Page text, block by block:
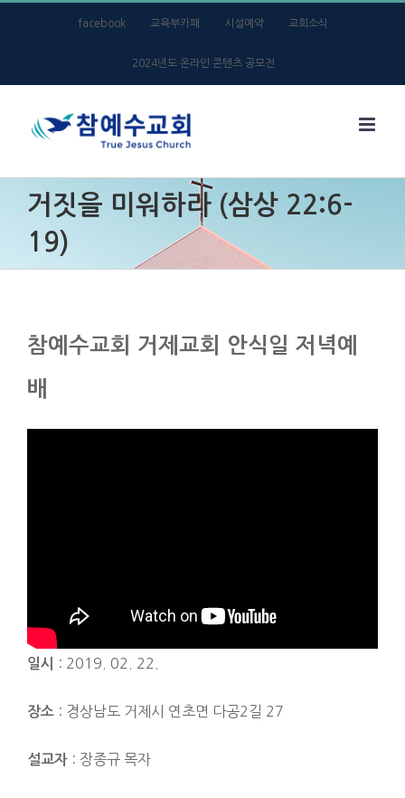
facebook 교육부카페 시설예약 교회소식
2024년도 온라인 콘텐츠 공모전
거짓을 미워하라 (삼상 22:6-
19)
참예수교회 거제교회 안식일 저녁예
배
일시 : 2019. 02. 22.
장소 : 경상남도 거제시 연초면 다공2길 27
설교자 : 장종규 목자